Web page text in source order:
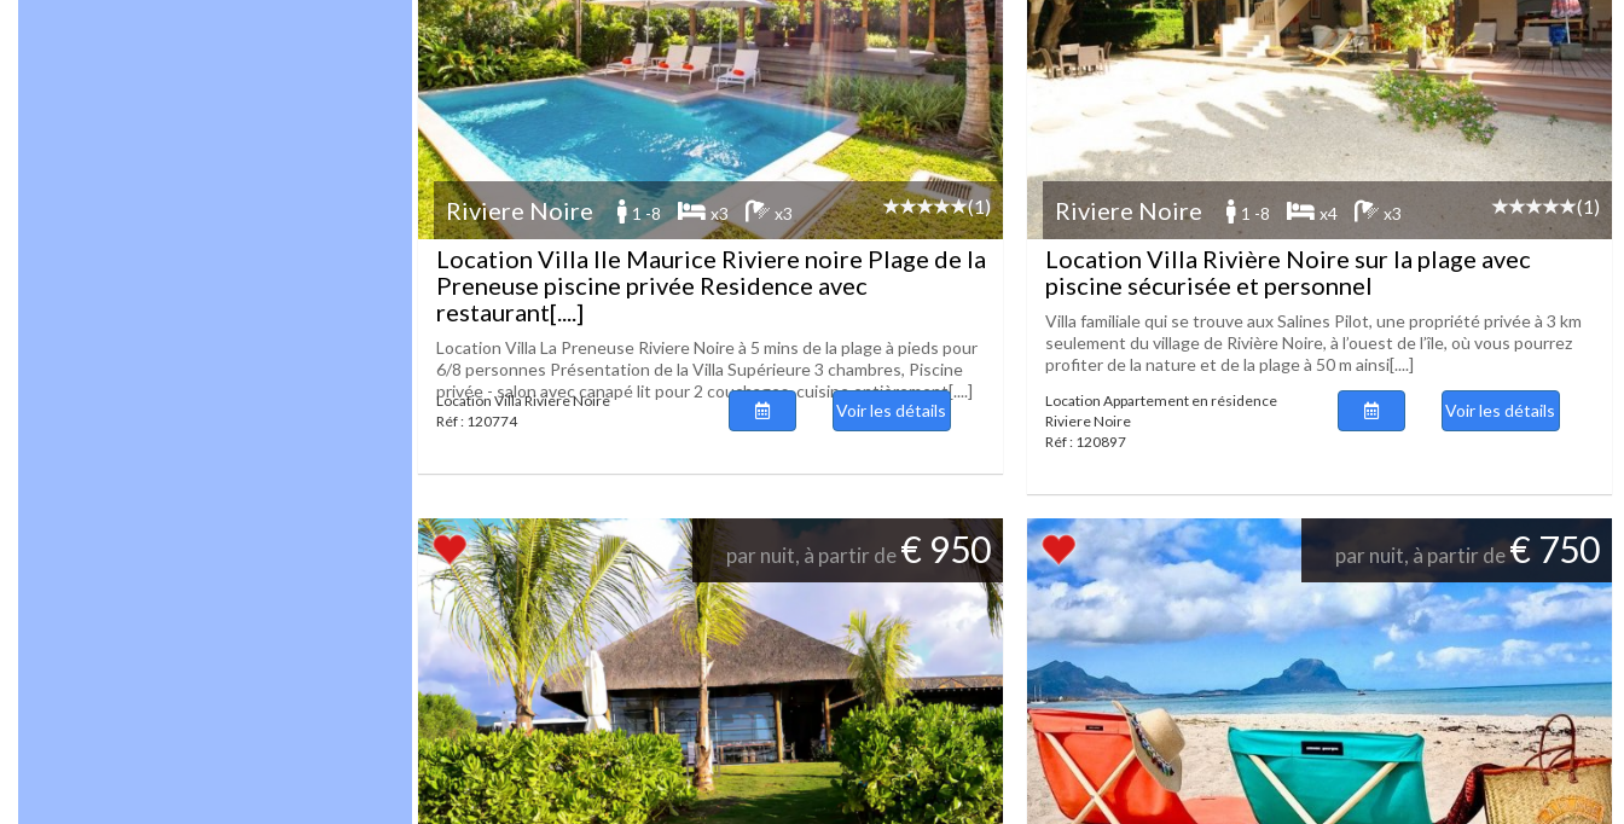
Riviere Noire 1 -8 x3 x3 (1)
Location Villa Ile Maurice Riviere noire Plage de la
Preneuse piscine privée Residence avec
restaurant[....]
Location Villa La Preneuse Riviere Noire à 5 mins de la plage à pieds pour
6/8 personnes Présentation de la Villa Supérieure 3 chambres, Piscine
privée - salon avec canapé lit pour 2 couchages, cuisine entièrement[....]
Location Villa Riviere Noire
Réf : 120774
Voir les détails
Riviere Noire 1 -8 x4 x3 (1)
Location Villa Rivière Noire sur la plage avec
piscine sécurisée et personnel
Villa familiale qui se trouve aux Salines Pilot, une propriété privée à 3 km
seulement du village de Rivière Noire, à l’ouest de l’île, où vous pourrez
profiter de la nature et de la plage à 50 m ainsi[....]
Location Appartement en résidence
Riviere Noire
Réf : 120897
Voir les détails
par nuit, à partir de€ 950 par nuit, à partir de€ 750